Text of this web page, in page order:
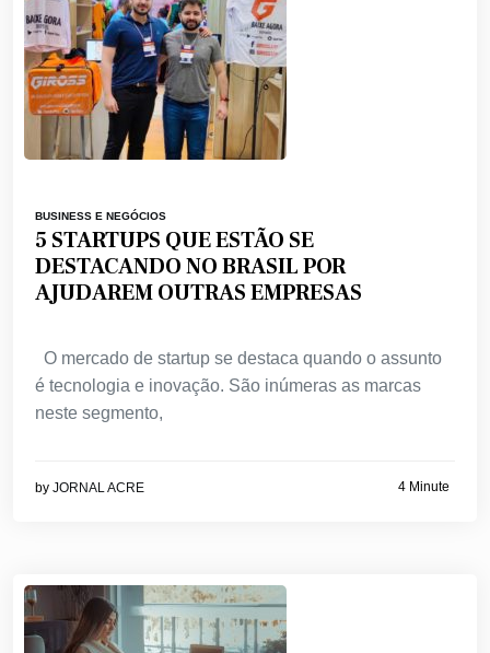
BUSINESS E NEGÓCIOS
5 STARTUPS QUE ESTÃO SE
DESTACANDO NO BRASIL POR
AJUDAREM OUTRAS EMPRESAS
O mercado de startup se destaca quando o assunto
é tecnologia e inovação. São inúmeras as marcas
neste segmento,
by JORNAL ACRE 4 Minute